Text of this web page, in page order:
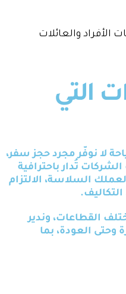
والعائلات
التي
لا نوفّر مجرد حجز سفر،
تُدار باحترافية
السلاسة، الالتزام
القطاعات، وندير
وحتى العودة، بما